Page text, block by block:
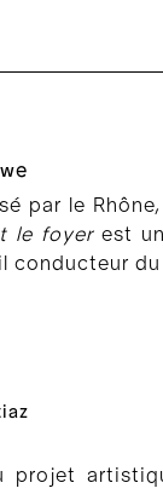
par le
le foyerest
conducteur du